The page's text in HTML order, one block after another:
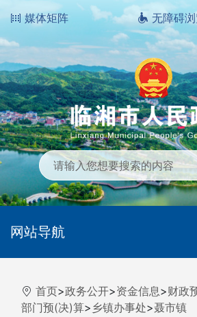
媒体矩阵 无障碍
网站导航
首页>政务公开>资金信息>财政
部门预(决)算> 乡镇办事处>聂市镇